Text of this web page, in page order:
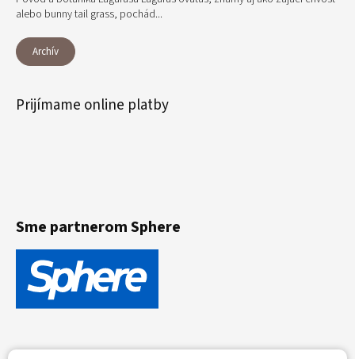
alebo bunny tail grass, pochád...
Archív
Prijímame online platby
Sme partnerom Sphere